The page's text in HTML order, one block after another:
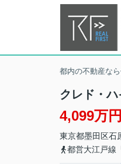
都内の不動産な
クレド・
4,099万円
東京都墨田区石
都営大江戸線